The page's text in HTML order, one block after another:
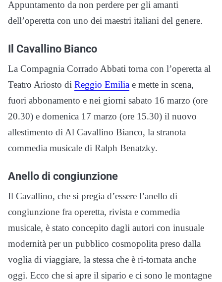
Appuntamento da non perdere per gli amanti
dell’operetta con uno dei maestri italiani del genere.
Il Cavallino Bianco
La Compagnia Corrado Abbati torna con l’operetta al
Teatro Ariosto di Reggio Emilia e mette in scena,
fuori abbonamento e nei giorni sabato 16 marzo (ore
20.30) e domenica 17 marzo (ore 15.30) il nuovo
allestimento di Al Cavallino Bianco, la stranota
commedia musicale di Ralph Benatzky.
Anello di congiunzione
Il Cavallino, che si pregia d’essere l’anello di
congiunzione fra operetta, rivista e commedia
musicale, è stato concepito dagli autori con inusuale
modernità per un pubblico cosmopolita preso dalla
voglia di viaggiare, la stessa che è ri-tornata anche
oggi. Ecco che si apre il sipario e ci sono le montagne